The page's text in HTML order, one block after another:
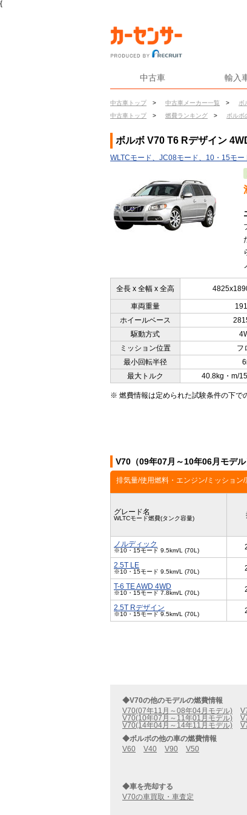
{
中古車 輸入
中古車トップ > 中古車メーカー一覧 > ボ
中古車トップ
> 燃費ランキング > ボルボ
ボルボ V70 T6 Rデザイン
WLTCモード、JC08モード、10・15モー
全長 x 全幅 x 全高
車両重量
ホイールベース
駆動方式
ミッション位置
フ
最小回転半径
最大トルク
40.8kg・m/
※ 燃費情報は定められた試験条件の下で
V70（09年07月～10年06月モデ
排気量/使用燃料・エンジン/ミッション
グレード名
WLTCモード燃費(タンク容量)
ノルディック
※10・15モード 9.5km/L (70L)
2.5T LE
※10・15モード 9.5km/L (70L)
T-6 TE AWD 4WD
※10・15モード 7.8km/L (70L)
2.5T Rデザイン
※10・15モード 9.5km/L (70L)
◆V70の他のモデルの燃費情報
V70(07年11月～08年04月モデル)
V70(10年07月～11年01月モデル)
V70(14年04月～14年11月モデル)
◆ボルボの他の車の燃費情報
V60
V40 V90 V50
◆車を売却する
V70の車買取・車査定